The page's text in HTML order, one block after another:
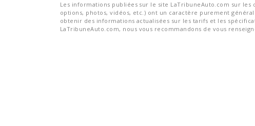
Les informations publiées sur le site LaTribuneAuto.com sur
options, photos, vidéos, etc.) ont un caractère purement
obtenir des informations actualisées sur les tarifs et les
LaTribuneAuto.com, nous vous recommandons de vous